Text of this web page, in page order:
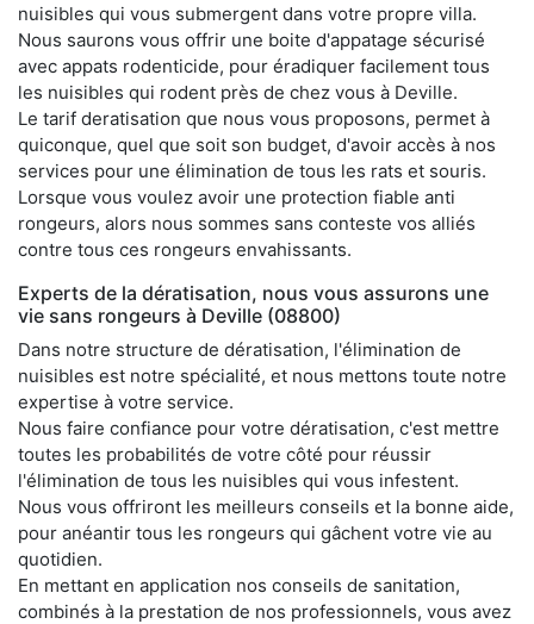
nuisibles qui vous submergent dans votre propre villa.
Nous saurons vous offrir une boite d'appatage sécurisé
avec appats rodenticide, pour éradiquer facilement tous
les nuisibles qui rodent près de chez vous à Deville.
Le tarif deratisation que nous vous proposons, permet à
quiconque, quel que soit son budget, d'avoir accès à nos
services pour une élimination de tous les rats et souris.
Lorsque vous voulez avoir une protection fiable anti
rongeurs, alors nous sommes sans conteste vos alliés
contre tous ces rongeurs envahissants.
Experts de la dératisation, nous vous assurons une
vie sans rongeurs à Deville (08800)
Dans notre structure de dératisation, l'élimination de
nuisibles est notre spécialité, et nous mettons toute notre
expertise à votre service.
Nous faire confiance pour votre dératisation, c'est mettre
toutes les probabilités de votre côté pour réussir
l'élimination de tous les nuisibles qui vous infestent.
Nous vous offriront les meilleurs conseils et la bonne aide,
pour anéantir tous les rongeurs qui gâchent votre vie au
quotidien.
En mettant en application nos conseils de sanitation,
combinés à la prestation de nos professionnels, vous avez